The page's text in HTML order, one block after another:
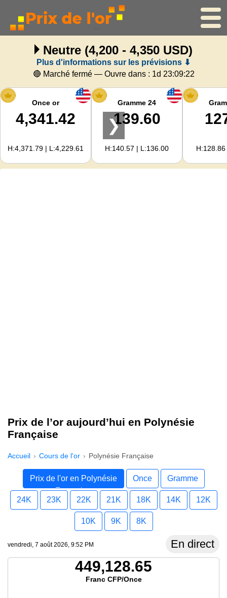
Accueil
Cours de l'or
Cours de l'argent
Calculateur d'or
Pour les Webmasters
Neutre (4,200 - 4,350 USD)
Plus d'informations sur les prévisions ⬇
🔴 Marché fermé — Ouvre dans : 1d 23:09:22
Once or
4,341.42
H:4,371.79 | L:4,229.61
Gramme 24
139.60
H:140.57 | L:136.00
❯
Prix de l’or aujourd’hui en Polynésie
Française
Accueil Cours de l'or Polynésie Française
Prix de l'or en Polynésie
Française
Once Gramme
24K 23K 22K 21K 18K 14K 12K
10K 9K 8K
vendredi, 7 août 2026, 9:52 PM En direct
449,128.65
Franc CFP/Once